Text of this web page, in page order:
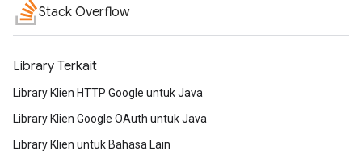
Stack Overflow
Library Terkait
Library Klien HTTP Google untuk Java
Library Klien Google OAuth untuk Java
Library Klien untuk Bahasa Lain